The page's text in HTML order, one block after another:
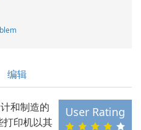
编辑
User Rating
和制造的
打印机以其